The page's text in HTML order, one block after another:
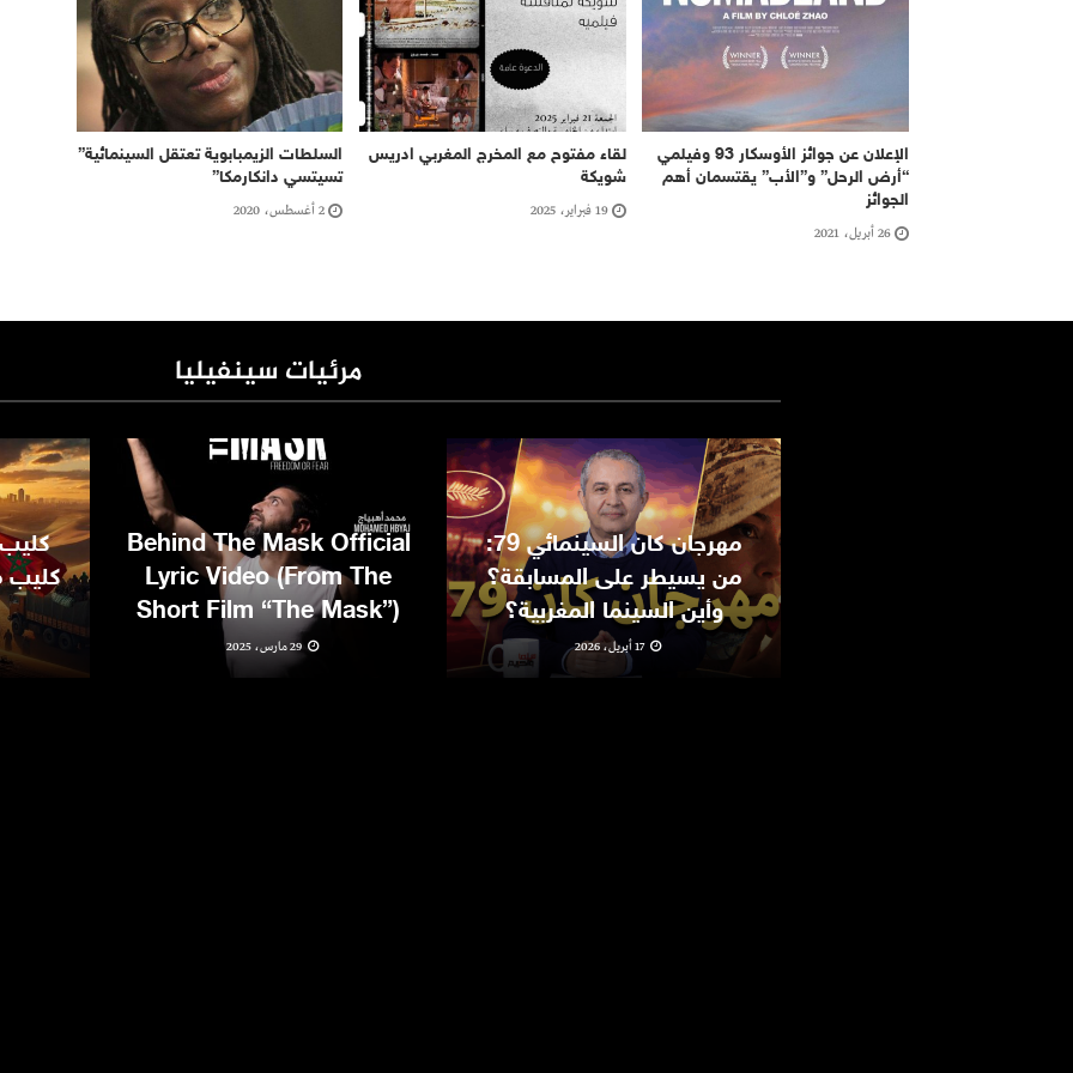
الإعلان عن جوائز الأوسكار 93 وفيلمي
“أرض الرحل” و”الأب” يقتسمان أهم
الجوائز
26 أبريل، 2021
لقاء مفتوح مع المخرج المغربي ادريس
شويكة
19 فبراير، 2025
السلطات الزيمبابوية تعتقل السينمائية”
تسيتسي دانكارمكا”
2 أغسطس، 2020
مرئيات سينفيليا
مهرجان كان السينمائي 79:
من يسيطر على المسابقة؟
وأين السينما المغربية؟
17 أبريل، 2026
Behind The Mask Official
Lyric Video (From The
Short Film “The Mask”)
29 مارس، 2025
كليب